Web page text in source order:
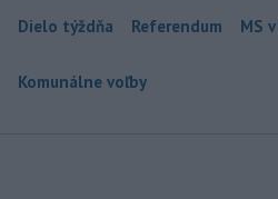
Dielo týždňa Referendum MS
Komunálne voľby